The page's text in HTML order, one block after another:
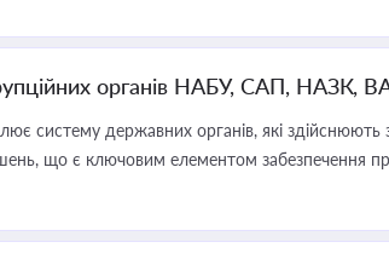
органів НАБУ, САП, НАЗК,
систему державних органів, які здійснюють
що є ключовим елементом забезпечення